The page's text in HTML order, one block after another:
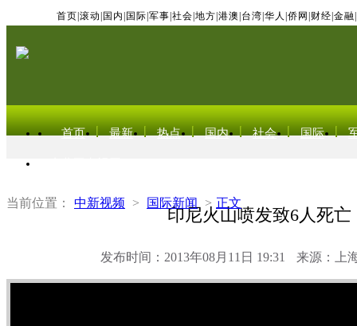
首页 滚动 国内 国际 军事 社会 地方 港澳 台湾 华人 侨网 财经 金融
首页 最新 热点 国内 社会 国际
当前位置： 中新视频 > 国际新闻 > 正文
印尼火山喷发致6人死亡
发布时间：2013年08月11日 19:31 来源：上